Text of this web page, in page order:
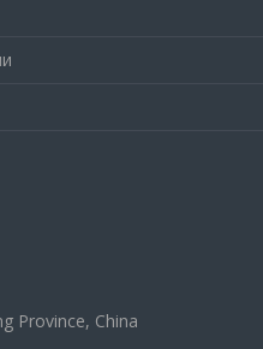
Province, China